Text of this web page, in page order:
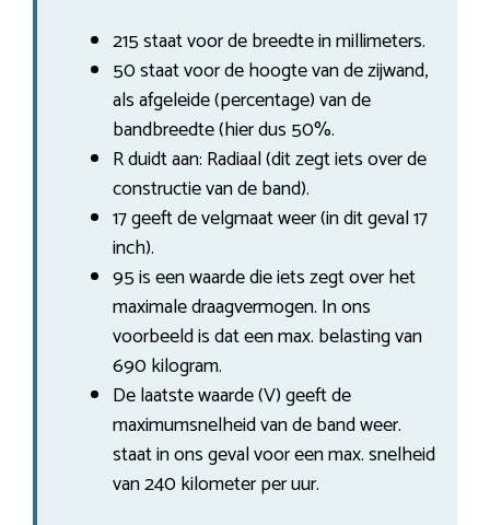
215 staat voor de breedte in millimeters.
50 staat voor de hoogte van de zijwand,
als afgeleide (percentage) van de
bandbreedte (hier dus 50%.
R duidt aan: Radiaal (dit zegt iets over de
constructie van de band).
17 geeft de velgmaat weer (in dit geval 17
inch).
95 is een waarde die iets zegt over het
maximale draagvermogen. In ons
voorbeeld is dat een max. belasting van
690 kilogram.
De laatste waarde (V) geeft de
maximumsnelheid van de band weer.
staat in ons geval voor een max. snelheid
van 240 kilometer per uur.